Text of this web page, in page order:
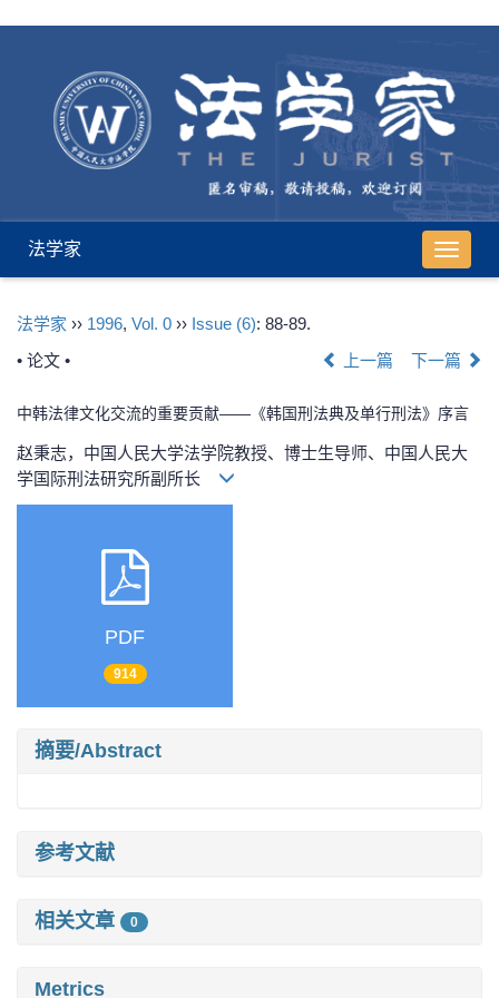
导
航
法学家
法学家 ›› 1996, Vol. 0 ›› Issue (6): 88-89.
• 论文 •
上一篇 下一篇
中韩法律文化交流的重要贡献——《韩国刑法典及单行刑法》序言
赵秉志，中国人民大学法学院教授、博士生导师、中国人民大
学国际刑法研究所副所长
PDF
914
摘要/Abstract
参考文献
相关文章 0
Metrics